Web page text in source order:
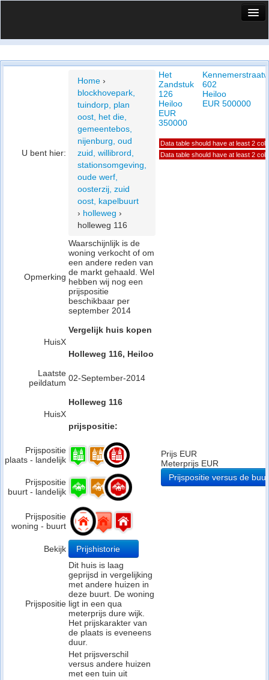
Vergelijk prijsposities - wijk
Privacy beleid
U bent hier:
Home ›
blockhovepark,
tuindorp, plan
oost, het die,
gemeentebos,
nijenburg, oud
zuid, willibrord,
stationsomgeving,
oude werf,
oosterzij, zuid
oost, kapelbuurt
› holleweg ›
holleweg 116
Opmerking
Waarschijnlijk is de
woning verkocht of om
een andere reden van
de markt gehaald. Wel
hebben wij nog een
prijspositie
beschikbaar per
september 2014
HuisX
Vergelijk huis kopen
Holleweg 116, Heiloo
Laatste
peildatum 02-September-2014
HuisX
Holleweg 116
prijspositie:
Prijspositie
plaats - landelijk
Prijspositie
buurt - landelijk
Prijspositie
woning - buurt
Bekijk Prijshistorie
Prijspositie
Dit huis is laag
geprijsd in vergelijking
met andere huizen in
deze buurt. De woning
ligt in een qua
meterprijs dure wijk.
Het prijskarakter van
de plaats is eveneens
duur.
Het prijsverschil
versus andere huizen
met een tuin uit
Het
Zandstuk
126
Heiloo
EUR
350000
602
Heiloo
EUR 500000
Data table should have at least 2
Data table should have at least 2
Prijs EUR
Meterprijs EUR
Prijspositie versus de